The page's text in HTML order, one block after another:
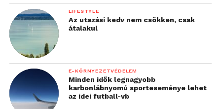
Capek Pavel (4,5)
Czikiollai Erik (4)
Puskás Mihály (4)
Legjobb U16-os lány: 5/4 ponttal Lytvynenko Sofi (8
éves).
A díjat Anastasia Sorokina, FIDE Női
LIFESTYLE
Az utazási kedv nem csökken, csak
átalakul
E-KÖRNYEZETVÉDELEM
Minden idők legnagyobb
karbonlábnyomú sporteseménye lehet
az idei futball-vb